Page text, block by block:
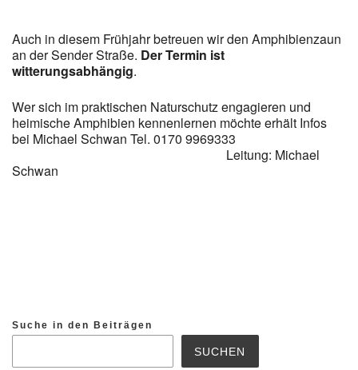
Auch in diesem Frühjahr betreuen wir den Amphibienzaun
an der Sender Straße. Der Termin ist
witterungsabhängig.
Wer sich im praktischen Naturschutz engagieren und
heimische Amphibien kennenlernen möchte erhält Infos
bei Michael Schwan Tel. 0170 9969333
Leitung: Michael
Schwan
Suche in den Beiträgen
SUCHEN